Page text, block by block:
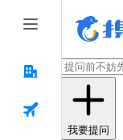
我要提问